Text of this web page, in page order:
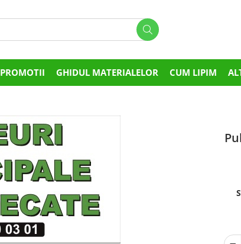
PROMOTII GHIDUL MATERIALELOR CUM LIPIM